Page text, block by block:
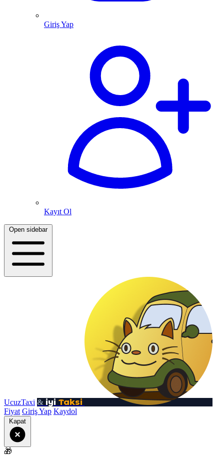
Giriş Yap
Kayıt Ol
Open sidebar
UcuzTaxi & iyi Taksi
Fiyat Giriş Yap Kaydol
Kapat
🎁